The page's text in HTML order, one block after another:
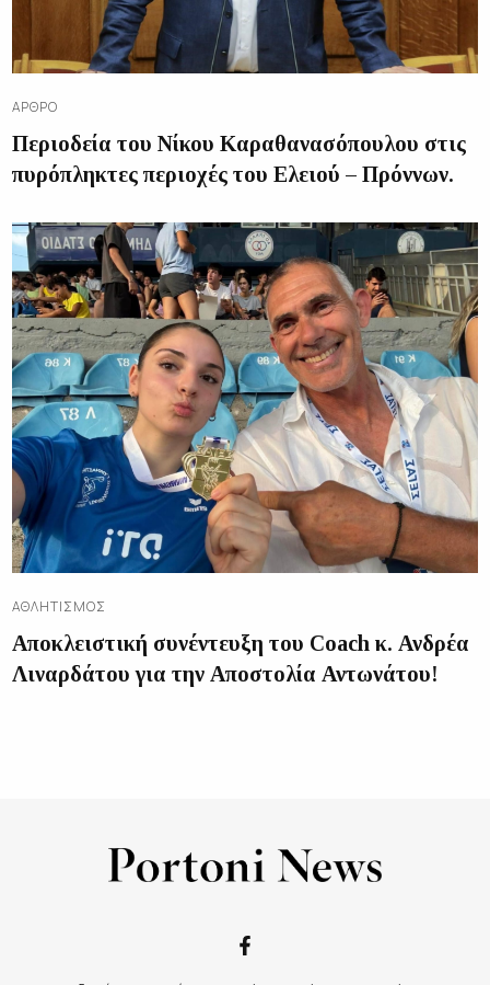
ΆΡΘΡΟ
Περιοδεία του Νίκου Καραθανασόπουλου στις
πυρόπληκτες περιοχές του Ελειού – Πρόννων.
ΑΘΛΗΤΙΣΜΌΣ
Αποκλειστική συνέντευξη του Coach κ. Ανδρέα
Λιναρδάτου για την Αποστολία Αντωνάτου!